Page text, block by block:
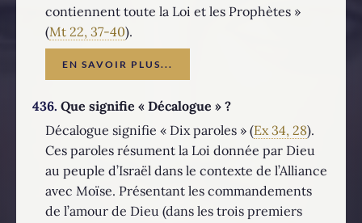
contiennent toute la Loi et les Prophètes »
(Mt 22, 37-40).
EN SAVOIR PLUS...
436. Que signifie « Décalogue » ?
Décalogue signifie « Dix paroles » (Ex 34, 28).
Ces paroles résument la Loi donnée par Dieu
au peuple d’Israël dans le contexte de l’Alliance
avec Moïse. Présentant les commandements
de l’amour de Dieu (dans les trois premiers